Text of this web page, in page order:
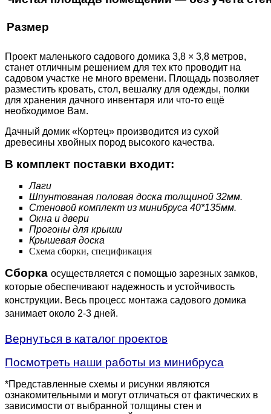
Размер
Проект маленького садового домика 3,8 × 3,8 метров,
станет отличным решением для тех кто проводит на
садовом участке не много времени. Площадь позволяет
разместить кровать, стол, вешалку для одежды, полки
для хранения дачного инвентаря или что-то ещё
необходимое Вам.
Дачный домик «Кортец» производится из сухой
древесины хвойных пород высокого качества.
В комплект поставки входит:
Лаги
Шпунтованая половая доска толщиной 32мм.
Стеновой комплект из минибруса 40*135мм.
Окна и двери
Прогоны для крыши
Крышевая доска
Схема сборки, спецификация
Сборка осуществляется с помощью зарезных замков,
которые обеспечивают надежность и устойчивость
конструкции. Весь процесс монтажа садового домика
занимает около 2-3 дней.
Вернуться в каталог проектов
Посмотреть наши работы из минибруса
*Представленные схемы и рисунки являются
ознакомительными и могут отличаться от фактических в
зависимости от выбранной толщины стен и